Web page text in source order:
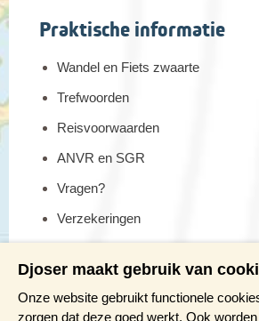
Praktische informatie
Wandel en Fiets zwaarte
Trefwoorden
Reisvoorwaarden
ANVR en SGR
Vragen?
Verzekeringen
Meer weten?
Djoser maakt gebruik van
Onze website gebruikt functionele
zorgen dat deze goed werkt. Ook